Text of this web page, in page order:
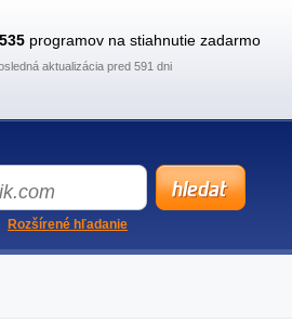
programov na stiahnutie zadarmo
aktualizácia pred 591 dni
Rozšírené hľadanie